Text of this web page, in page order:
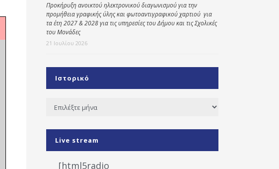
Προκήρυξη ανοικτού ηλεκτρονικού διαγωνισμού για την
προμήθεια γραφικής ύλης και φωτοαντιγραφικού χαρτιού για
τα έτη 2027 & 2028 για τις υπηρεσίες του Δήμου και τις Σχολικές
του Μονάδες
21 Ιουλίου 2026
Ιστορικό
Ιστορικό
Live stream
[html5radio